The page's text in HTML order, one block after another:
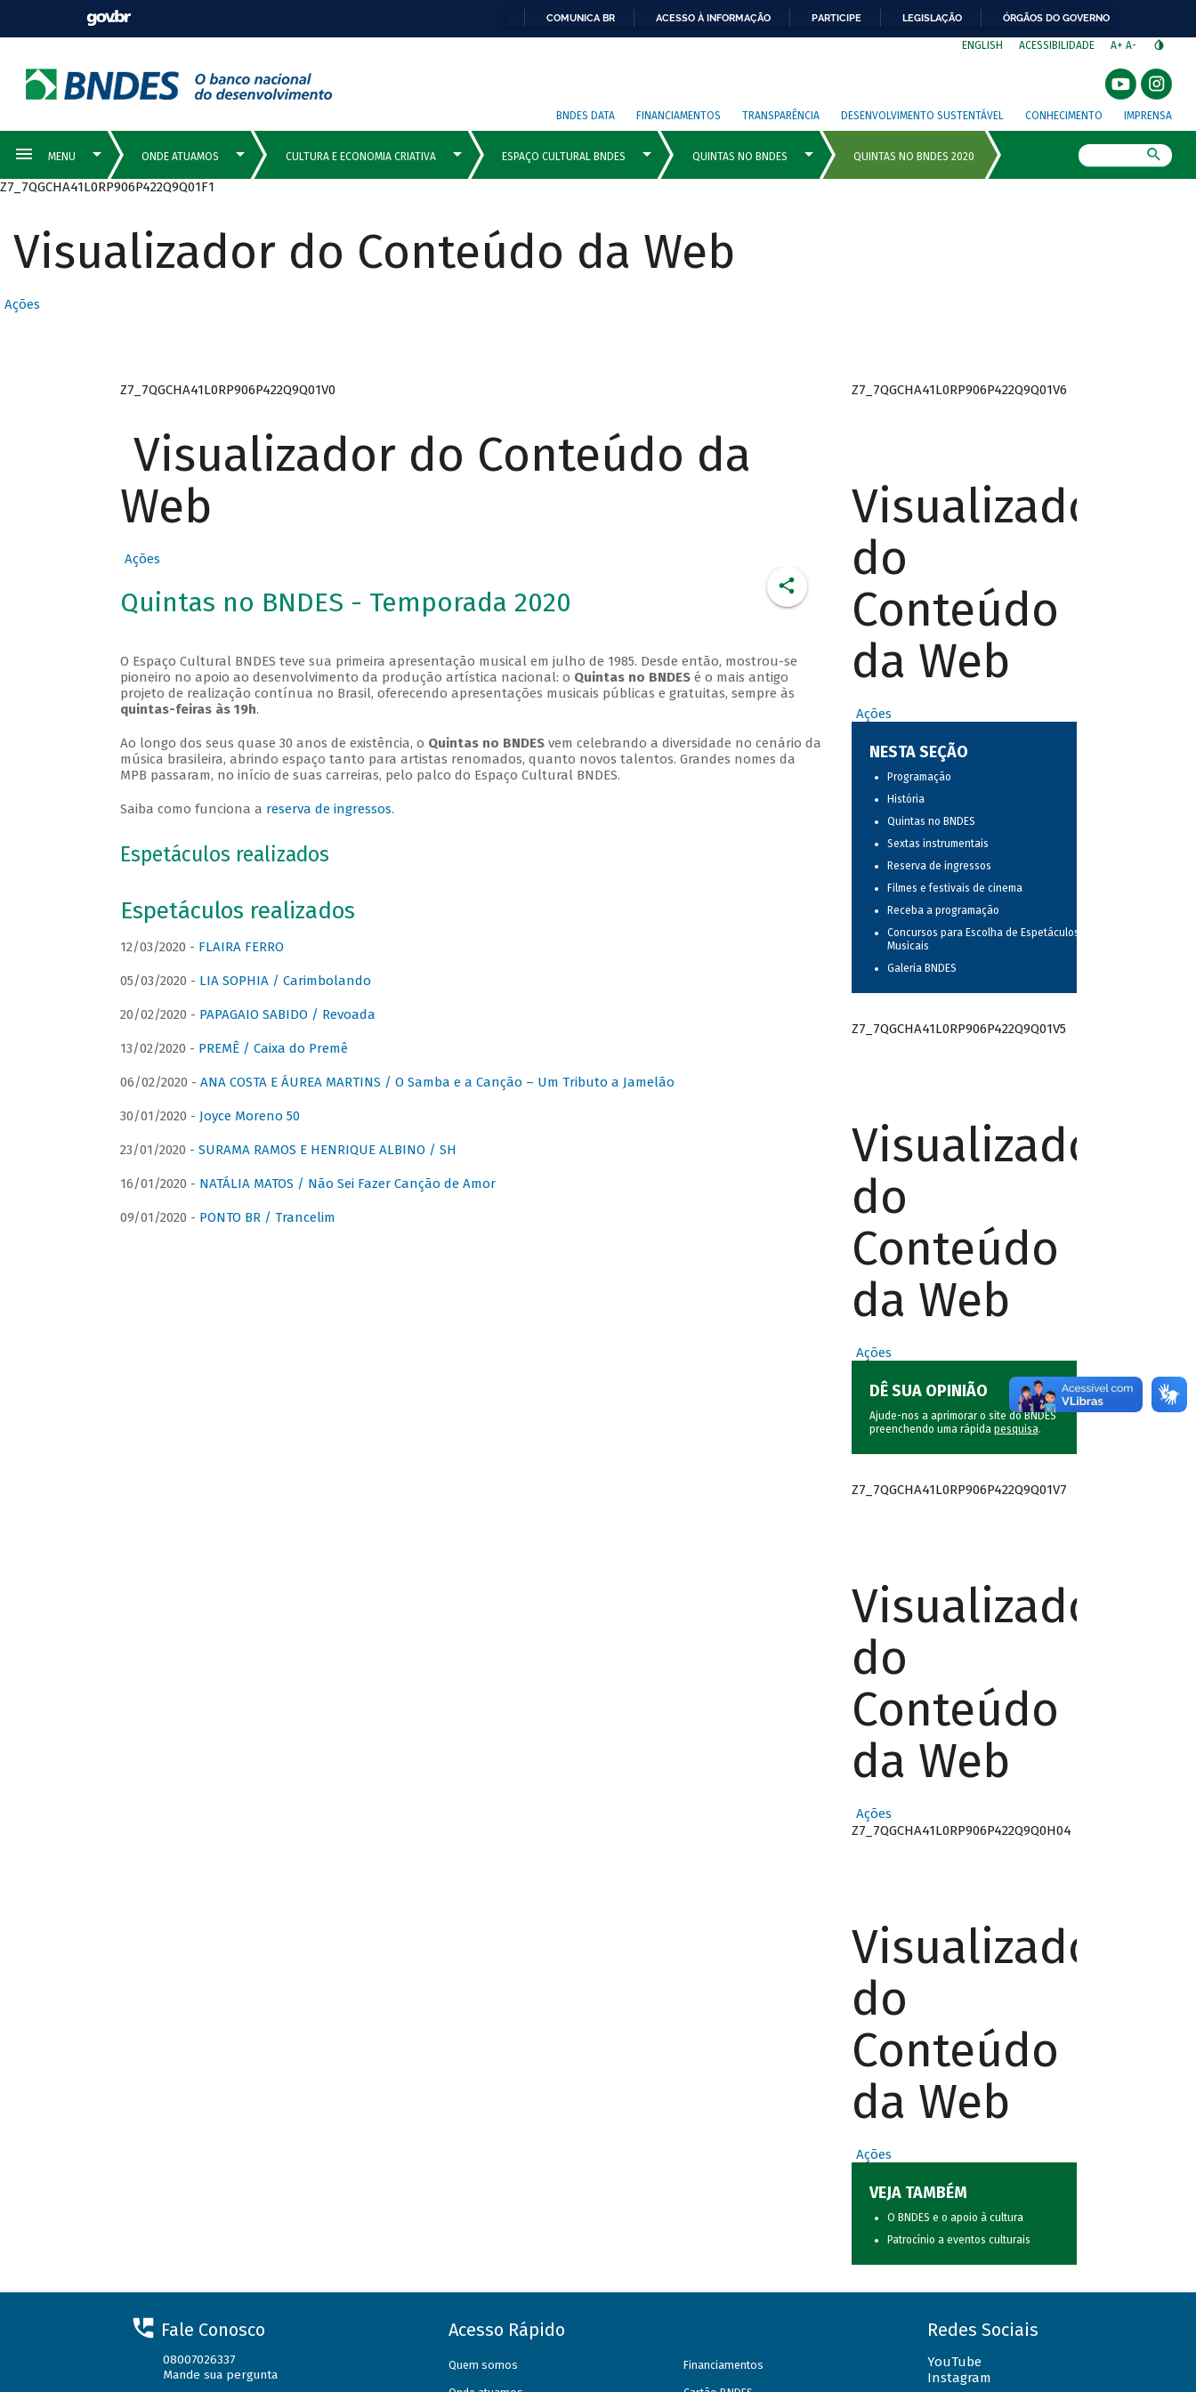
COMUNICA BR ACESSO À INFORMAÇÃO PARTICIPE LEGISLAÇÃO ÓRGÃOS DO GOVERNO
ENGLISH ACESSIBILIDADE A+ A-
BNDES DATA FINANCIAMENTOS TRANSPARÊNCIA DESENVOLVIMENTO SUSTENTÁVEL CONHECIMENTO IMPRENSA
Z7_7QGCHA41L0RP906P422Q9Q01F1
Visualizador do Conteúdo da Web
Ações
Z7_7QGCHA41L0RP906P422Q9Q01V0
Visualizador do Conteúdo da
Web
Ações
Quintas no BNDES - Temporada 2020
O Espaço Cultural BNDES teve sua primeira apresentação musical em julho de 1985. Desde então, mostrou-se
pioneiro no apoio ao desenvolvimento da produção artística nacional: o Quintas no BNDESé o mais antigo
projeto de realização contínua no Brasil, oferecendo apresentações musicais públicas e gratuitas, sempre às
quintas-feiras às 19h.
Ao longo dos seus quase 30 anos de existência, o Quintas no BNDESvem celebrando a diversidade no cenário da
música brasileira, abrindo espaço tanto para artistas renomados, quanto novos talentos. Grandes nomes da
MPB passaram, no início de suas carreiras, pelo palco do Espaço Cultural BNDES.
Saiba como funciona a reserva de ingressos.
Espetáculos realizados
Espetáculos realizados
12/03/2020 - FLAIRA FERRO
05/03/2020 - LIA SOPHIA / Carimbolando
20/02/2020 - PAPAGAIO SABIDO / Revoada
13/02/2020 - PREMÊ / Caixa do Premê
06/02/2020 - ANA COSTA E ÁUREA MARTINS / O Samba e a Canção – Um Tributo a Jamelão
30/01/2020 - Joyce Moreno 50
23/01/2020 - SURAMA RAMOS E HENRIQUE ALBINO / SH
16/01/2020 - NATÁLIA MATOS / Não Sei Fazer Canção de Amor
09/01/2020 - PONTO BR / Trancelim
Z7_7QGCHA41L0RP906P422Q9Q01V6
Visualizador
do
Conteúdo
da Web
Ações
NESTA SEÇÃO
Programação
História
Quintas no BNDES
Sextas instrumentais
Reserva de ingressos
Filmes e festivais de cinema
Receba a programação
Concursos para Escolha de Espetáculos
Musicais
Galeria BNDES
Z7_7QGCHA41L0RP906P422Q9Q01V5
Visualizador
do
Conteúdo
da Web
Ações
DÊ SUA OPINIÃO
Ajude-nos a aprimorar o site do BNDES
preenchendo uma rápida pesquisa.
Z7_7QGCHA41L0RP906P422Q9Q01V7
Visualizador
do
Conteúdo
da Web
Ações
Z7_7QGCHA41L0RP906P422Q9Q0H04
Visualizador
do
Conteúdo
da Web
Ações
VEJA TAMBÉM
O BNDES e o apoio à cultura
Patrocínio a eventos culturais
Fale Conosco
08007026337
Mande sua pergunta
Acesso Rápido
Quem somos Financiamentos
Redes Sociais
YouTube
Instagram